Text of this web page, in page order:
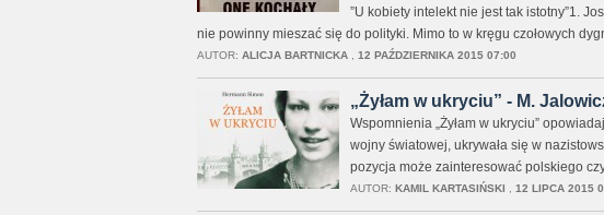
”U kobiety intelekt nie jest tak istotny”1.
nie powinny mieszać się do polityki. Mimo to w kręgu czołowych
AUTOR: ALICJA BARTNICKA, 12 PAŹDZIERNIKA 2015 07:00
„Żyłam w ukryciu” - M.
Wspomnienia „Żyłam w ukryciu”
wojny światowej, ukrywała się w
pozycja może zainteresować polskiego
AUTOR: KAMIL KARTASIŃSKI 12 LIPCA 2015